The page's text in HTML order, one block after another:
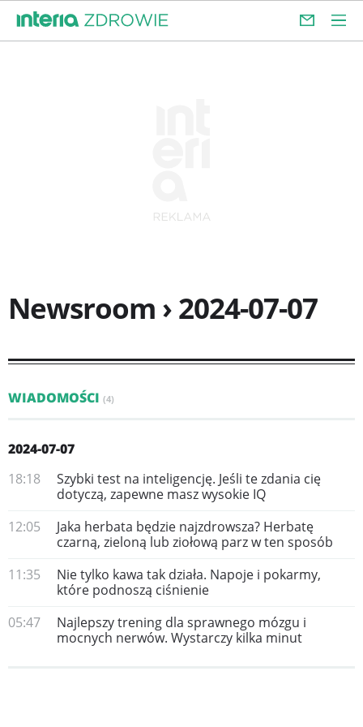
Newsroom › 2024-07-07
WIADOMOŚCI (4)
2024-07-07
18:18
Szybki test na inteligencję. Jeśli te zdania cię
dotyczą, zapewne masz wysokie IQ
12:05
Jaka herbata będzie najzdrowsza? Herbatę
czarną, zieloną lub ziołową parz w ten sposób
11:35
Nie tylko kawa tak działa. Napoje i pokarmy,
które podnoszą ciśnienie
05:47
Najlepszy trening dla sprawnego mózgu i
mocnych nerwów. Wystarczy kilka minut